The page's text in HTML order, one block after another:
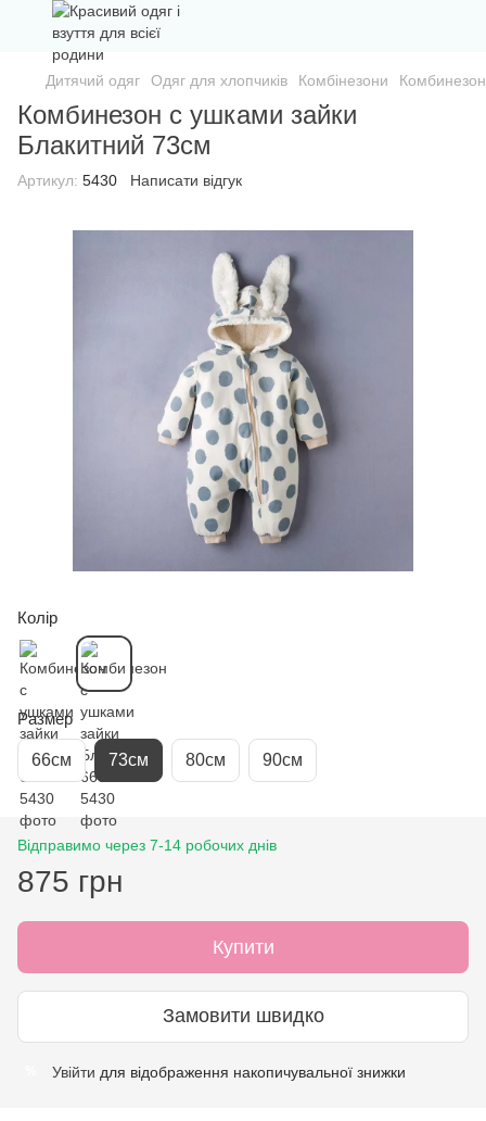
Дитячий одяг Одяг для хлопчиків Комбінезони
Комбинезон с ушками зайки
Блакитний 73см
Артикул: 5430 Написати відгук
Колір
Размер
66см 73см 80см 90см
Відправимо через 7-14 робочих днів
875 грн
Купити
Замовити швидко
Увійти для відображення накопичувальної знижки